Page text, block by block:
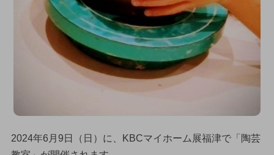
2024年6月9日（日）に、KBCマイホーム展福津で「陶芸